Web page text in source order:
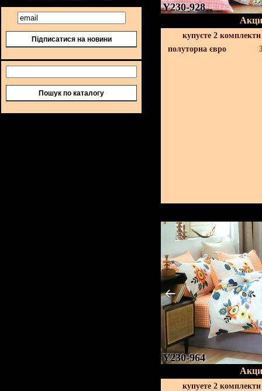
Підписатися на новини
Пошук по каталогу
Y230-928
купуєте 2
полуторна євро
Y230-964
купуете 2